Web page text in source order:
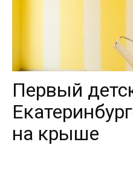
Первый
на крыше